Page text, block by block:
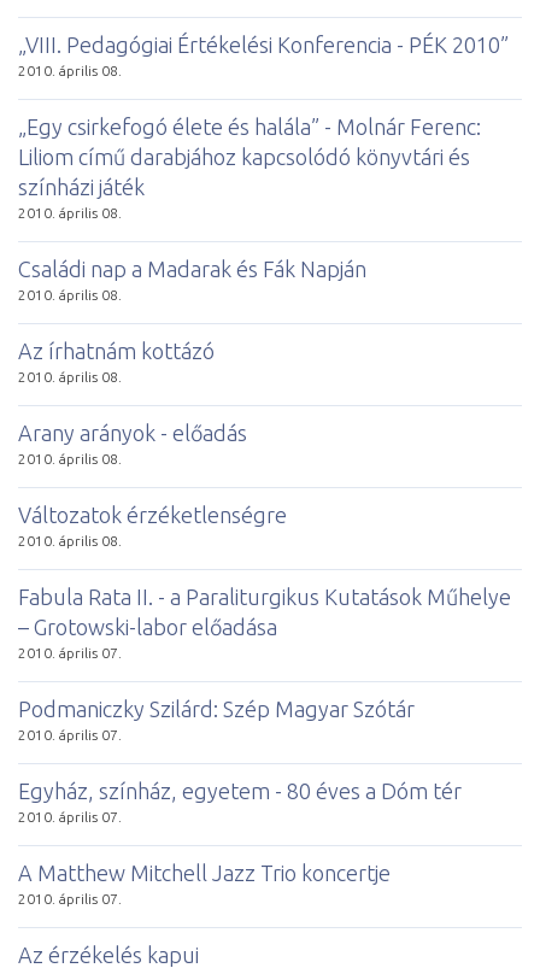
„VIII. Pedagógiai Értékelési Konferencia - PÉK 2010”
2010. április 08.
„Egy csirkefogó élete és halála” - Molnár Ferenc:
Liliom című darabjához kapcsolódó könyvtári és
színházi játék
2010. április 08.
Családi nap a Madarak és Fák Napján
2010. április 08.
Az írhatnám kottázó
2010. április 08.
Arany arányok - előadás
2010. április 08.
Változatok érzéketlenségre
2010. április 08.
Fabula Rata II. - a Paraliturgikus Kutatások Műhelye
– Grotowski-labor előadása
2010. április 07.
Podmaniczky Szilárd: Szép Magyar Szótár
2010. április 07.
Egyház, színház, egyetem - 80 éves a Dóm tér
2010. április 07.
A Matthew Mitchell Jazz Trio koncertje
2010. április 07.
Az érzékelés kapui